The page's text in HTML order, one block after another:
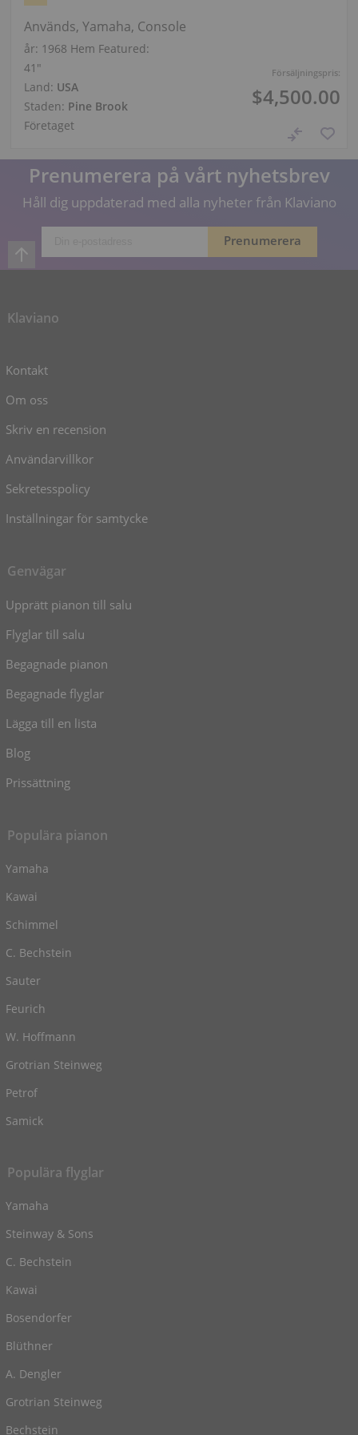
Försäljningspris:
$4,500.00
Används, Yamaha, Console
år: 1968 Hem Featured:
41″
Land: USA
Staden: Pine Brook
Företaget
Prenumerera på vårt nyhetsbrev
Håll dig uppdaterad med alla nyheter från Klaviano
Klaviano
Kontakt
Om oss
Skriv en recension
Användarvillkor
Sekretesspolicy
Inställningar för samtycke
Genvägar
Upprätt pianon till salu
Flyglar till salu
Begagnade pianon
Begagnade flyglar
Lägga till en lista
Blog
Prissättning
Populära pianon
Yamaha
Kawai
Schimmel
C. Bechstein
Sauter
Feurich
W. Hoffmann
Grotrian Steinweg
Petrof
Samick
Populära flyglar
Yamaha
Steinway & Sons
C. Bechstein
Kawai
Bosendorfer
Blüthner
A. Dengler
Grotrian Steinweg
Bechstein